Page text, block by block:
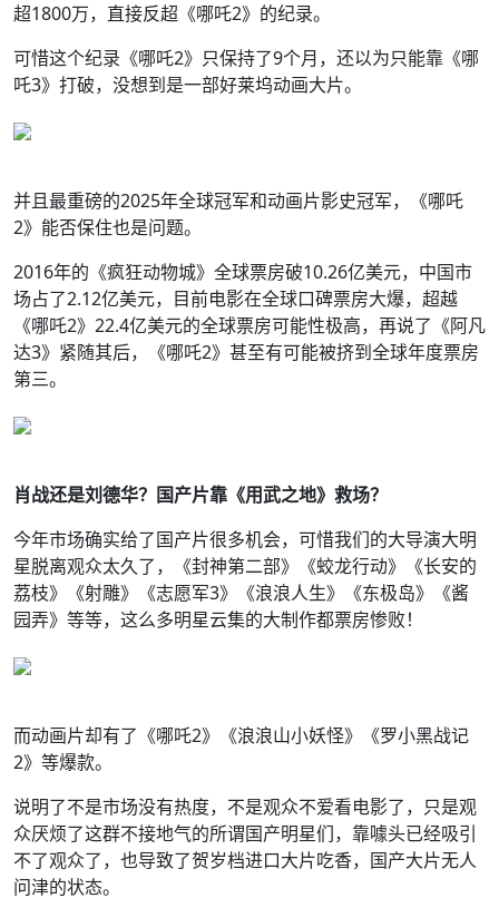
超1800万，直接反超《哪吒2》的纪录。
可惜这个纪录《哪吒2》只保持了9个月，还以为只能靠《哪
吒3》打破，没想到是一部好莱坞动画大片。
并且最重磅的2025年全球冠军和动画片影史冠军，《哪吒
2》能否保住也是问题。
2016年的《疯狂动物城》全球票房破10.26亿美元，中国市
场占了2.12亿美元，目前电影在全球口碑票房大爆，超越
《哪吒2》22.4亿美元的全球票房可能性极高，再说了《阿凡
达3》紧随其后，《哪吒2》甚至有可能被挤到全球年度票房
第三。
肖战还是刘德华？国产片靠《用武之地》救场？
今年市场确实给了国产片很多机会，可惜我们的大导演大明
星脱离观众太久了，《封神第二部》《蛟龙行动》《长安的
荔枝》《射雕》《志愿军3》《浪浪人生》《东极岛》《酱
园弄》等等，这么多明星云集的大制作都票房惨败！
而动画片却有了《哪吒2》《浪浪山小妖怪》《罗小黑战记
2》等爆款。
说明了不是市场没有热度，不是观众不爱看电影了，只是观
众厌烦了这群不接地气的所谓国产明星们，靠噱头已经吸引
不了观众了，也导致了贺岁档进口大片吃香，国产大片无人
问津的状态。